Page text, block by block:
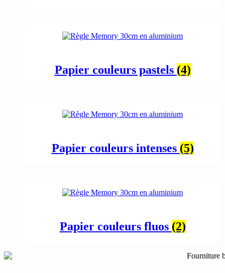
Papier couleurs pastels (4)
Papier couleurs intenses (5)
Papier couleurs fluos (2)